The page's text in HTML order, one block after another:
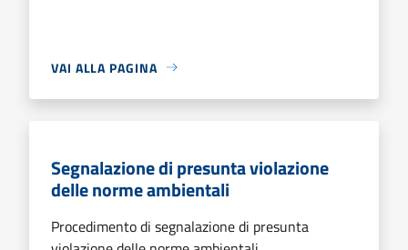
VAI ALLA PAGINA
Segnalazione di presunta violazione
delle norme ambientali
Procedimento di segnalazione di presunta